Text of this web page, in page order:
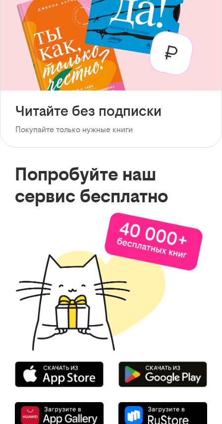
Читайте без подписки
Покупайте только нужные книги
Попробуйте наш
сервис бесплатно